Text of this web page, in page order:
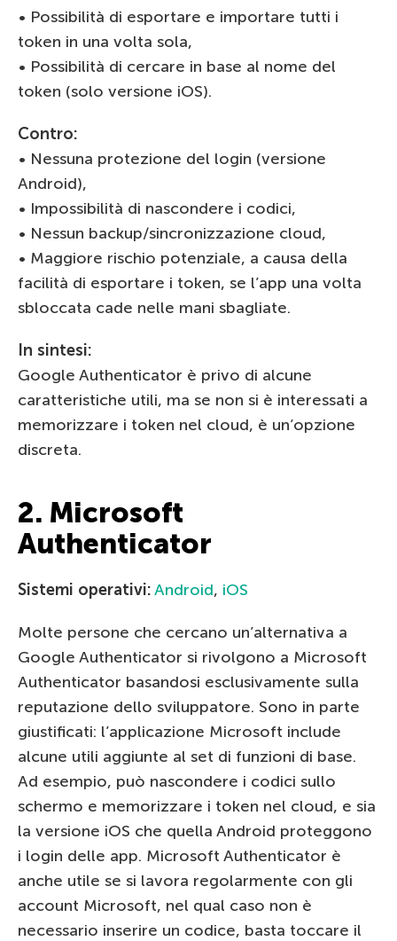
• Possibilità di esportare e importare tutti i
token in una volta sola,
• Possibilità di cercare in base al nome del
token (solo versione iOS).
Contro:
• Nessuna protezione del login (versione
Android),
• Impossibilità di nascondere i codici,
• Nessun backup/sincronizzazione cloud,
• Maggiore rischio potenziale, a causa della
facilità di esportare i token, se l’app una volta
sbloccata cade nelle mani sbagliate.
In sintesi:
Google Authenticator è privo di alcune
caratteristiche utili, ma se non si è interessati a
memorizzare i token nel cloud, è un’opzione
discreta.
2. Microsoft
Authenticator
Sistemi operativi:Android, iOS
Molte persone che cercano un’alternativa a
Google Authenticator si rivolgono a Microsoft
Authenticator basandosi esclusivamente sulla
reputazione dello sviluppatore. Sono in parte
giustificati: l’applicazione Microsoft include
alcune utili aggiunte al set di funzioni di base.
Ad esempio, può nascondere i codici sullo
schermo e memorizzare i token nel cloud, e sia
la versione iOS che quella Android proteggono
i login delle app. Microsoft Authenticator è
anche utile se si lavora regolarmente con gli
account Microsoft, nel qual caso non è
necessario inserire un codice, basta toccare il